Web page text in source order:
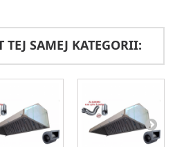
SAMEJ KATEGORII: